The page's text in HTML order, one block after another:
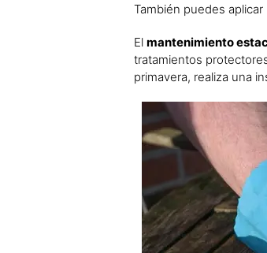
También puedes
Elmantenimiento
tratamientos
primavera, realiza una